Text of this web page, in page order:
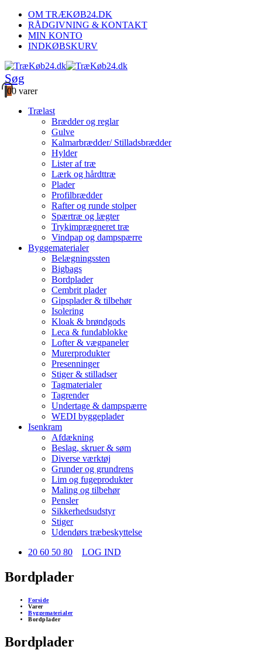
OM TRÆKØB24.DK
RÅDGIVNING & KONTAKT
MIN KONTO
INDKØBSKURV
Søg
00 varer
Trælast
Brædder og reglar
Gulve
Kalmarbrædder/ Stilladsbrædder
Hylder
Lister af træ
Lærk og hårdttræ
Plader
Profilbrædder
Rafter og runde stolper
Spærtræ og lægter
Trykimprægneret træ
Vindpap og dampspærre
Byggematerialer
Belægningssten
Bigbags
Bordplader
Cembrit plader
Gipsplader & tilbehør
Isolering
Kloak & brøndgods
Leca & fundablokke
Lofter & vægpaneler
Murerprodukter
Presenninger
Stiger & stilladser
Tagmaterialer
Tagrender
Undertage & dampspærre
WEDI byggeplader
Isenkram
Afdækning
Beslag, skruer & søm
Diverse værktøj
Grunder og grundrens
Lim og fugeprodukter
Maling og tilbehør
Pensler
Sikkerhedsudstyr
Stiger
Udendørs træbeskyttelse
20 60 50 80
LOG IND
Bordplader
Forside
Varer
Byggematerialer
Bordplader
Bordplader